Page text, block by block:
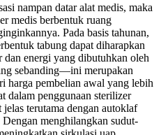
nampan datar alat medis, maka
medis berbentuk ruang
Pada basis tahunan,
tabung dapat diharapkan
energi yang dibutuhkan oleh
sebanding—ini merupakan
harga pembelian awal yang lebih
dalam penggunaan sterilizer
terutama dengan autoklaf
Dengan menghilangkan sudut-